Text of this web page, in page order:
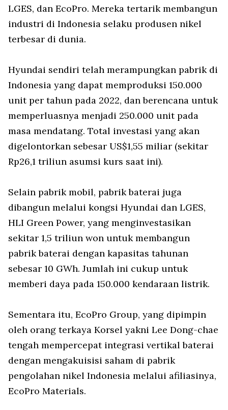
LGES, dan EcoPro. Mereka tertarik membangun
industri di Indonesia selaku produsen nikel
terbesar di dunia.
Hyundai sendiri telah merampungkan pabrik di
Indonesia yang dapat memproduksi 150.000
unit per tahun pada 2022, dan berencana untuk
memperluasnya menjadi 250.000 unit pada
masa mendatang. Total investasi yang akan
digelontorkan sebesar US$1,55 miliar (sekitar
Rp26,1 triliun asumsi kurs saat ini).
Selain pabrik mobil, pabrik baterai juga
dibangun melalui kongsi Hyundai dan LGES,
HLI Green Power, yang menginvestasikan
sekitar 1,5 triliun won untuk membangun
pabrik baterai dengan kapasitas tahunan
sebesar 10 GWh. Jumlah ini cukup untuk
memberi daya pada 150.000 kendaraan listrik.
Sementara itu, EcoPro Group, yang dipimpin
oleh orang terkaya Korsel yakni Lee Dong-chae
tengah mempercepat integrasi vertikal baterai
dengan mengakuisisi saham di pabrik
pengolahan nikel Indonesia melalui afiliasinya,
EcoPro Materials.